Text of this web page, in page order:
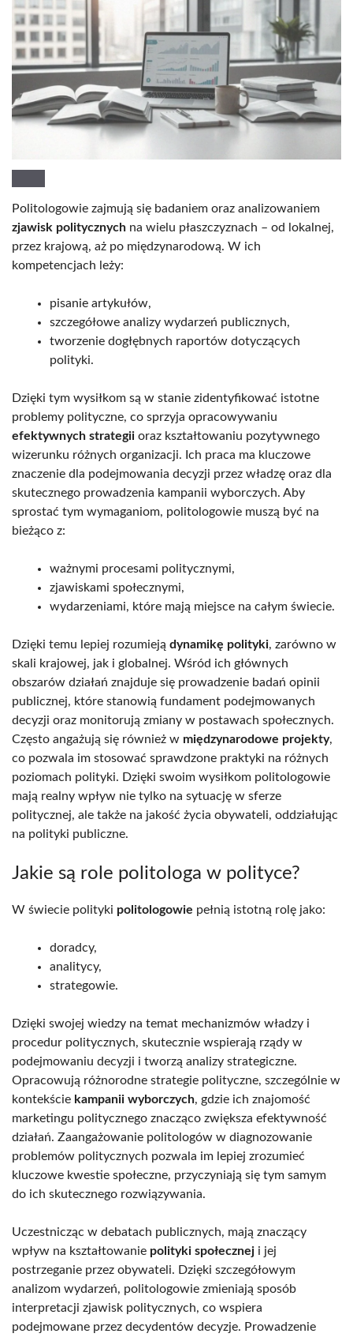
Politologowie zajmują się badaniem oraz analizowaniem
zjawisk politycznych na wielu płaszczyznach – od lokalnej,
przez krajową, aż po międzynarodową. W ich
kompetencjach leży:
pisanie artykułów,
szczegółowe analizy wydarzeń publicznych,
tworzenie dogłębnych raportów dotyczących
polityki.
Dzięki tym wysiłkom są w stanie zidentyfikować istotne
problemy polityczne, co sprzyja opracowywaniu
efektywnych strategii oraz kształtowaniu pozytywnego
wizerunku różnych organizacji. Ich praca ma kluczowe
znaczenie dla podejmowania decyzji przez władzę oraz dla
skutecznego prowadzenia kampanii wyborczych. Aby
sprostać tym wymaganiom, politologowie muszą być na
bieżąco z:
ważnymi procesami politycznymi,
zjawiskami społecznymi,
wydarzeniami, które mają miejsce na całym świecie.
Dzięki temu lepiej rozumieją dynamikę polityki, zarówno w
skali krajowej, jak i globalnej. Wśród ich głównych
obszarów działań znajduje się prowadzenie badań opinii
publicznej, które stanowią fundament podejmowanych
decyzji oraz monitorują zmiany w postawach społecznych.
Często angażują się również w międzynarodowe projekty,
co pozwala im stosować sprawdzone praktyki na różnych
poziomach polityki. Dzięki swoim wysiłkom politologowie
mają realny wpływ nie tylko na sytuację w sferze
politycznej, ale także na jakość życia obywateli, oddziałując
na polityki publiczne.
Jakie są role politologa w polityce?
W świecie polityki politologowie pełnią istotną rolę jako:
doradcy,
analitycy,
strategowie.
Dzięki swojej wiedzy na temat mechanizmów władzy i
procedur politycznych, skutecznie wspierają rządy w
podejmowaniu decyzji i tworzą analizy strategiczne.
Opracowują różnorodne strategie polityczne, szczególnie w
kontekście kampanii wyborczych, gdzie ich znajomość
marketingu politycznego znacząco zwiększa efektywność
działań. Zaangażowanie politologów w diagnozowanie
problemów politycznych pozwala im lepiej zrozumieć
kluczowe kwestie społeczne, przyczyniają się tym samym
do ich skutecznego rozwiązywania.
Uczestnicząc w debatach publicznych, mają znaczący
wpływ na kształtowanie polityki społecznej i jej
postrzeganie przez obywateli. Dzięki szczegółowym
analizom wydarzeń, politologowie zmieniają sposób
interpretacji zjawisk politycznych, co wspiera
podejmowane przez decydentów decyzje. Prowadzenie